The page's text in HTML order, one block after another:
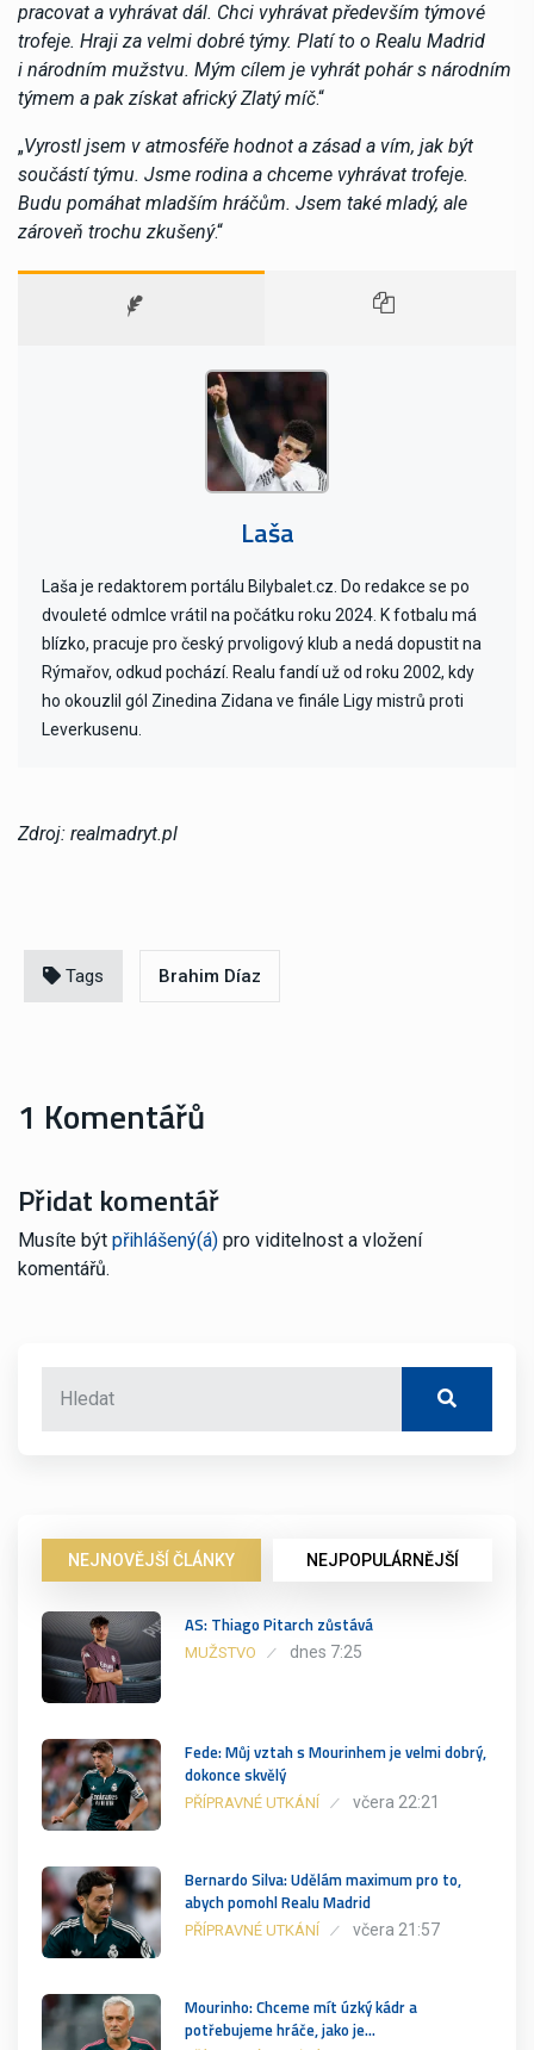
pracovat a vyhrávat dál. Chci vyhrávat především týmové
trofeje. Hraji za velmi dobré týmy. Platí to o Realu Madrid
i národním mužstvu. Mým cílem je vyhrát pohár s národním
týmem a pak získat africký Zlatý míč.“
„Vyrostl jsem v atmosféře hodnot a zásad a vím, jak být
součástí týmu. Jsme rodina a chceme vyhrávat trofeje.
Budu pomáhat mladším hráčům. Jsem také mladý, ale
zároveň trochu zkušený.“
Laša
Laša je redaktorem portálu Bilybalet.cz. Do redakce se po
dvouleté odmlce vrátil na počátku roku 2024. K fotbalu má
blízko, pracuje pro český prvoligový klub a nedá dopustit na
Rýmařov, odkud pochází. Realu fandí už od roku 2002, kdy
ho okouzlil gól Zinedina Zidana ve finále Ligy mistrů proti
Leverkusenu.
Zdroj: realmadryt.pl
Tags Brahim Díaz
1 Komentářů
Přidat komentář
Musíte být přihlášený(á) pro viditelnost a vložení
komentářů.
NEJNOVĚJŠÍ ČLÁNKY NEJPOPULÁRNĚJŠÍ
AS: Thiago Pitarch zůstává
MUŽSTVO dnes 7:25
Fede: Můj vztah s Mourinhem je velmi dobrý,
dokonce skvělý
PŘÍPRAVNÉ UTKÁNÍ včera 22:21
Bernardo Silva: Udělám maximum pro to,
abych pomohl Realu Madrid
PŘÍPRAVNÉ UTKÁNÍ včera 21:57
Mourinho: Chceme mít úzký kádr a
potřebujeme hráče, jako je…